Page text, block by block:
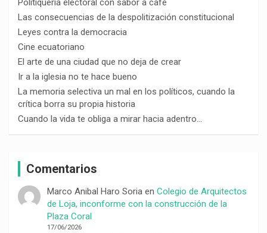
Politiquería electoral con sabor a café
Las consecuencias de la despolitización constitucional
Leyes contra la democracia
Cine ecuatoriano
El arte de una ciudad que no deja de crear
Ir a la iglesia no te hace bueno
La memoria selectiva un mal en los políticos, cuando la
crítica borra su propia historia
Cuando la vida te obliga a mirar hacia adentro…
Comentarios
Marco Anibal Haro Soriaen Colegio de Arquitectos
de Loja, inconforme con la construcción de la
Plaza Coral
17/06/2026